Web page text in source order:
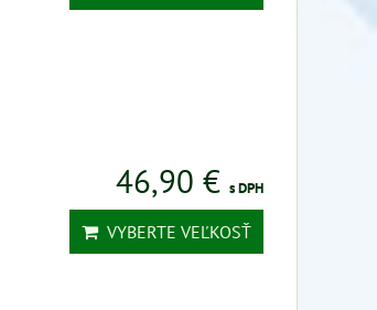
46,90 € s DPH
VYBERTE VEĽKOSŤ